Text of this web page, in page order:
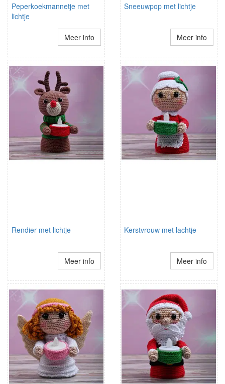
Peperkoekmannetje met
lichtje
Meer info
Sneeuwpop met lichtje
Meer info
Rendier met lichtje
Meer info
Kerstvrouw met lachtje
Meer info